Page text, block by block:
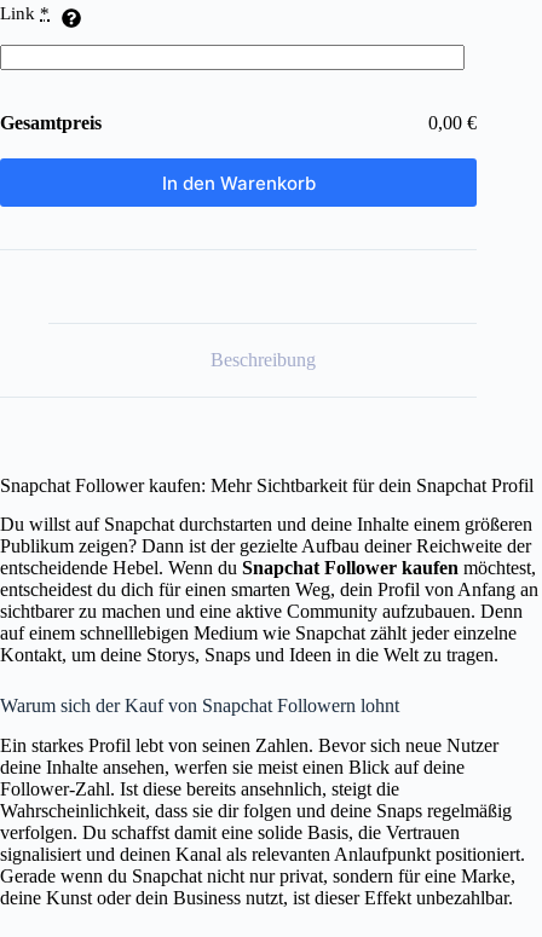
Link *
Gesamtpreis 0,00 €
In den Warenkorb
Beschreibung
Snapchat Follower kaufen: Mehr Sichtbarkeit für dein Snapchat Profil
Du willst auf Snapchat durchstarten und deine Inhalte einem größeren
Publikum zeigen? Dann ist der gezielte Aufbau deiner Reichweite der
entscheidende Hebel. Wenn du Snapchat Follower kaufen möchtest,
entscheidest du dich für einen smarten Weg, dein Profil von Anfang an
sichtbarer zu machen und eine aktive Community aufzubauen. Denn
auf einem schnelllebigen Medium wie Snapchat zählt jeder einzelne
Kontakt, um deine Storys, Snaps und Ideen in die Welt zu tragen.
Warum sich der Kauf von Snapchat Followern lohnt
Ein starkes Profil lebt von seinen Zahlen. Bevor sich neue Nutzer
deine Inhalte ansehen, werfen sie meist einen Blick auf deine
Follower-Zahl. Ist diese bereits ansehnlich, steigt die
Wahrscheinlichkeit, dass sie dir folgen und deine Snaps regelmäßig
verfolgen. Du schaffst damit eine solide Basis, die Vertrauen
signalisiert und deinen Kanal als relevanten Anlaufpunkt positioniert.
Gerade wenn du Snapchat nicht nur privat, sondern für eine Marke,
deine Kunst oder dein Business nutzt, ist dieser Effekt unbezahlbar.